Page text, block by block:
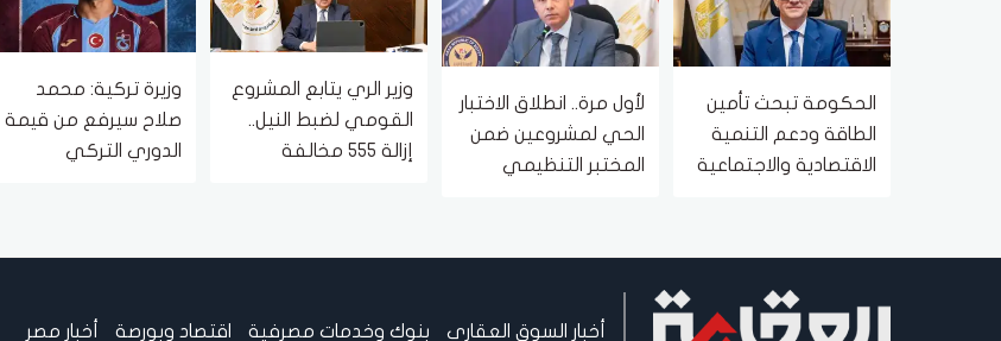
الحكومة تبحث تأمين
الطاقة ودعم التنمية
الاقتصادية والاجتماعية
لأول مرة.. انطلاق الاختبار
الحي لمشروعين ضمن
المختبر التنظيمي
وزير الري يتابع المشروع
القومي لضبط النيل..
إزالة 555 مخالفة
وزيرة تركية: محمد
صلاح سيرفع من قيمة
الدوري التركي
أخبار السوق العقاري بنوك وخدمات مصرفية اقتصاد وبورصة أخبار مصر